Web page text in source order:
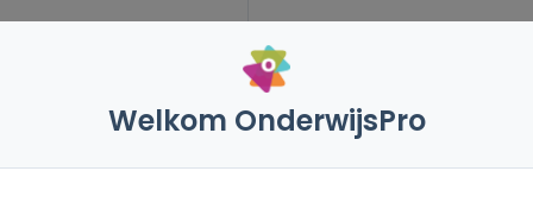
25 augustus tot en met 28 september 2023 -
Welkom OnderwijsPro